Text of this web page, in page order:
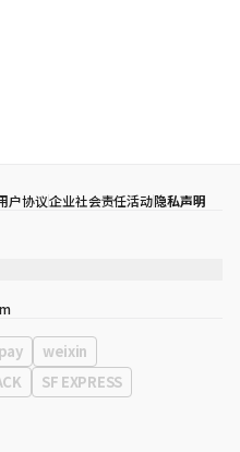
户协议企业社会责任活动隐私声明
号 3楼 （三成洞， coex)
weixin
SF EXPRESS